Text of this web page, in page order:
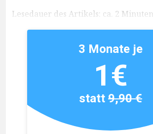
Lesedauer des Artikels: ca. 2 Minuten
3 Monate je
1€
statt9,90 €